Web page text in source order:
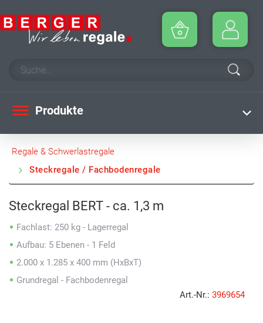
Produkte
Regale & Schwerlastregale
Steckregale / Fachbodenregale
Steckregal BERT - ca. 1,3 m
Fachlast: 250 kg - Lagerregal
Aufbau: 5 Ebenen - 1 Feld
2.000 x 1.285 x 400 mm (HxBxT)
Grundregal - Fachbodenregal
Art.-Nr.: 3969654